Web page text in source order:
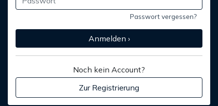
Passwort vergessen?
Anmelden ›
Noch kein Account?
Zur Registrierung